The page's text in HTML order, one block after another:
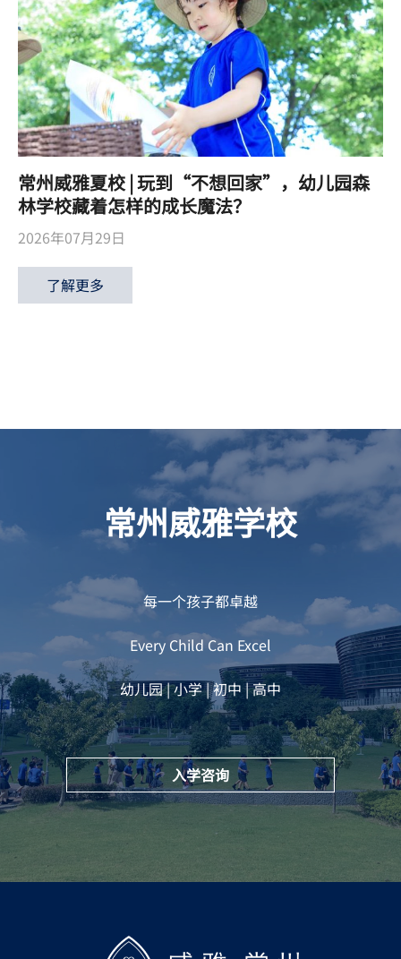
常州威雅夏校 | 玩到“不想回家”，幼儿园森
林学校藏着怎样的成长魔法？
2026年07月29日
了解更多
常州威雅学校
每一个孩子都卓越
Every Child Can Excel
幼儿园 | 小学 | 初中 | 高中
入学咨询